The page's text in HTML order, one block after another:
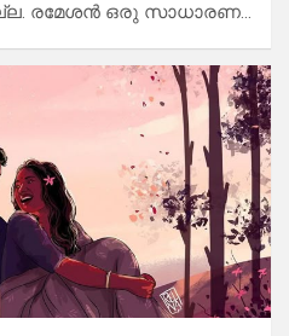
​രമേശൻ ഒരു സാധാരണ…